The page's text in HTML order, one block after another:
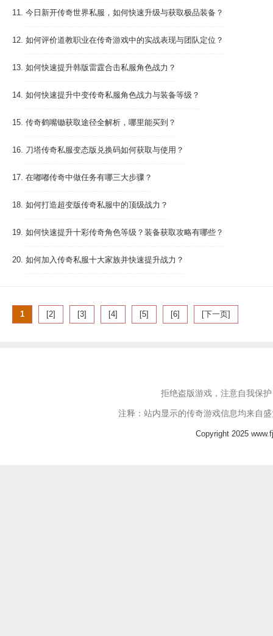
11. 今日新开传奇世界私服，如何快速升级与获取极品装备？
12. 如何评价道教职业在传奇游戏中的实战表现与团队定位？
13. 如何快速提升韩版雷霆合击私服角色战力？
14. 如何快速提升中变传奇私服角色战力与装备等级？
15. 传奇鹤嘴锄获取途径全解析，哪里能买到？
16. 刀塔传奇私服变态版兑换码如何获取与使用？
17. 在嘟嘟传奇中做任务有哪三大步骤？
18. 如何打造超变版传奇私服中的顶级战力？
19. 如何快速提升十彩传奇角色等级？装备获取攻略有哪些？
20. 如何加入传奇私服十大家族并快速提升战力？
1 [2] [3] [4] [5] [6] [下一页]
拒绝盗版游戏，注意自我保
注释：站内显示的传奇游戏信息均来自
Copyright 2025